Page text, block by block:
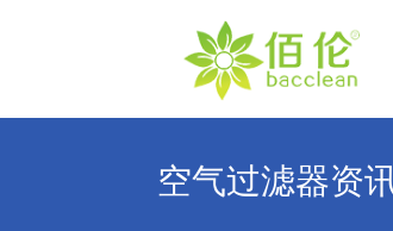
空气过滤器资